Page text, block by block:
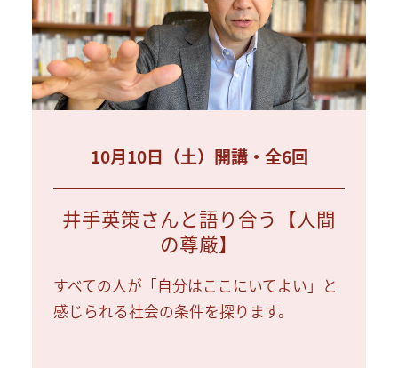
10月10日（土）開講・全6回
井手英策さんと語り合う【人間
の尊厳】
すべての人が「自分はここにいてよい」と
感じられる社会の条件を探ります。